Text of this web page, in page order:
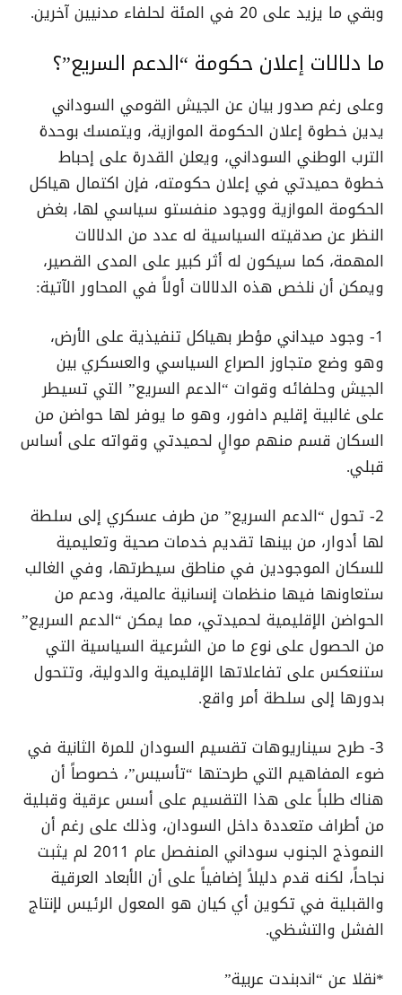
وبقي ما يزيد على 20 في المئة لحلفاء مدنيين آخرين.
ما دلالات إعلان حكومة “الدعم السريع”؟
وعلى رغم صدور بيان عن الجيش القومي السوداني
يدين خطوة إعلان الحكومة الموازية، ويتمسك بوحدة
الترب الوطني السوداني، ويعلن القدرة على إحباط
خطوة حميدتي في إعلان حكومته، فإن اكتمال هياكل
الحكومة الموازية ووجود منفستو سياسي لها، بغض
النظر عن صدقيته السياسية له عدد من الدلالات
المهمة، كما سيكون له أثر كبير على المدى القصير،
ويمكن أن نلخص هذه الدلالات أولاً في المحاور الآتية:
1- وجود ميداني مؤطر بهياكل تنفيذية على الأرض،
وهو وضع متجاوز الصراع السياسي والعسكري بين
الجيش وحلفائه وقوات “الدعم السريع” التي تسيطر
على غالبية إقليم دافور، وهو ما يوفر لها حواضن من
السكان قسم منهم موالٍ لحميدتي وقواته على أساس
قبلي.
2- تحول “الدعم السريع” من طرف عسكري إلى سلطة
لها أدوار، من بينها تقديم خدمات صحية وتعليمية
للسكان الموجودين في مناطق سيطرتها، وفي الغالب
ستعاونها فيها منظمات إنسانية عالمية، ودعم من
الحواضن الإقليمية لحميدتي، مما يمكن “الدعم السريع”
من الحصول على نوع ما من الشرعية السياسية التي
ستنعكس على تفاعلاتها الإقليمية والدولية، وتتحول
بدورها إلى سلطة أمر واقع.
3- طرح سيناريوهات تقسيم السودان للمرة الثانية في
ضوء المفاهيم التي طرحتها “تأسيس”، خصوصاً أن
هناك طلباً على هذا التقسيم على أسس عرقية وقبلية
من أطراف متعددة داخل السودان، وذلك على رغم أن
النموذج الجنوب سوداني المنفصل عام 2011 لم يثبت
نجاحاً، لكنه قدم دليلاً إضافياً على أن الأبعاد العرقية
والقبلية في تكوين أي كيان هو المعول الرئيس لإنتاج
الفشل والتشظي.
*نقلا عن “اندبندت عربية”